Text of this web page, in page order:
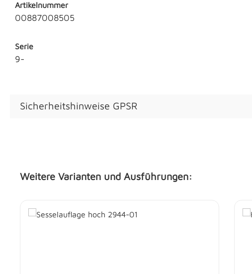
Artikelnummer
00887008505
Serie
9-
Sicherheitshinweise GPSR
Weitere Varianten und Ausführungen: